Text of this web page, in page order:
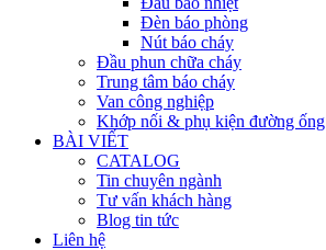
Đèn báo phòng
Nút báo cháy
Đầu phun chữa cháy
Trung tâm báo cháy
Van công nghiệp
Khớp nối & phụ kiện đường ống
BÀI VIẾT
CATALOG
Tin chuyên ngành
Tư vấn khách hàng
Blog tin tức
Liên hệ